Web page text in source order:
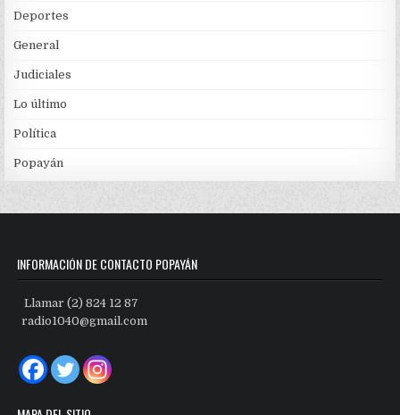
Deportes
General
Judiciales
Lo último
Política
Popayán
INFORMACIÓN DE CONTACTO POPAYÁN
Llamar (2) 824 12 87
radio1040@gmail.com